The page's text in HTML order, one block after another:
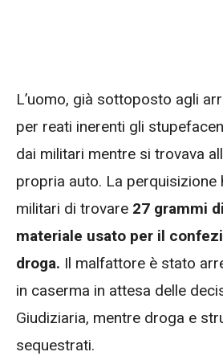
L’uomo, già sottoposto agli
per reati inerenti gli
dai militari mentre si trovava
propria auto. La perquisizione
militari di trovare 27 grammi
materiale usato per il
droga. Il malfattore è stato
in caserma in attesa delle
Giudiziaria, mentre droga e
sequestrati.